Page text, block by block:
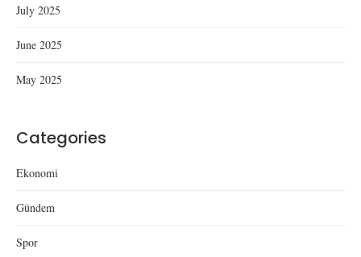
July 2025
June 2025
May 2025
Categories
Ekonomi
Gündem
Spor